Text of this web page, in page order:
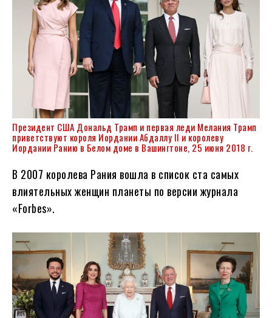
Президент США Дональд Трамп и первая леди Мелания Трамп
приветствуют короля Иордании Абдаллу II и королеву
Иордании Ранию в Белом доме в Вашингтоне, 25 июня 2018 г.
В 2007 королева Рания вошла в список ста самых
влиятельных женщин планеты по версии журнала
«Forbes».